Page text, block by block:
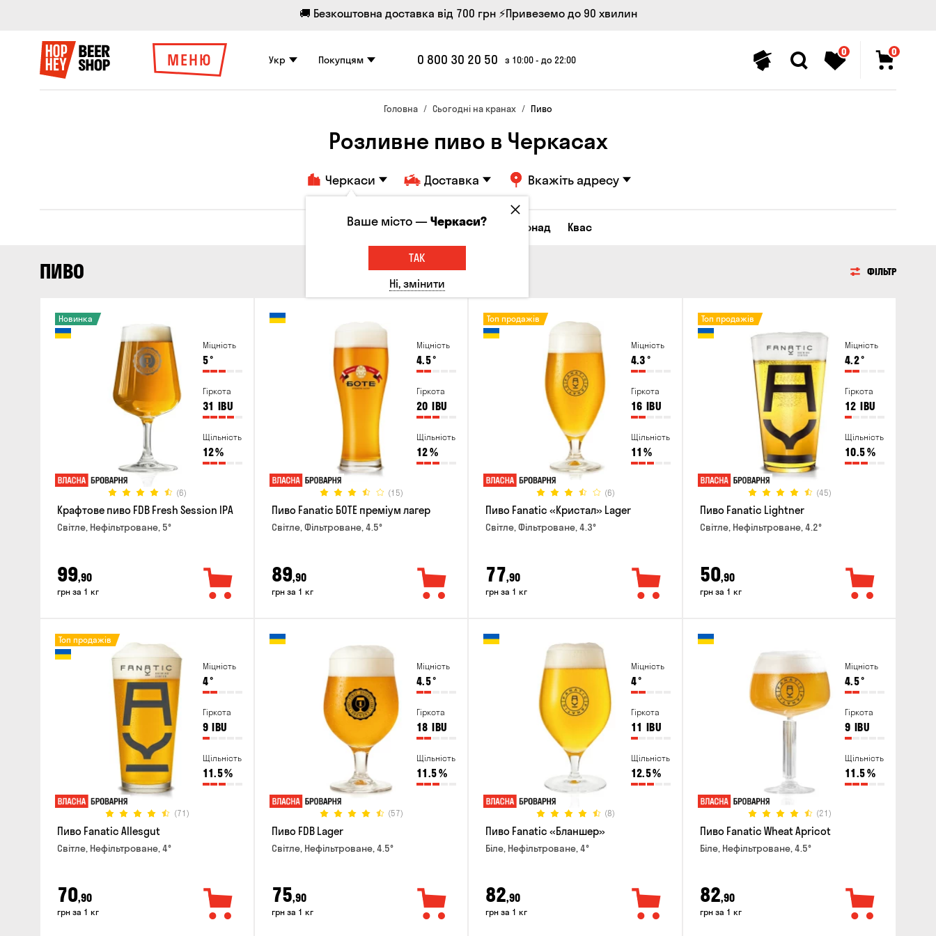
🚚 Безкоштовна доставка від 700 грн ⚡Привеземо до 90 хвилин
МЕНЮ Укр Покупцям 0 800 30 20 50 з 10:00 - до 22:00
0 0
Головна Сьогодні на кранах Пиво
Розливне пиво в Черкасах
Черкаси Доставка Вкажіть адресу
Всі товари Пиво Сидр Лимонад Квас
ПИВО ФІЛЬТР
Міцність
5°
Гіркота
31 IBU
Щільність
12%
(6)
Новинка
Крафтове пиво FDB Fresh Session IPA
Світле, Нефільтроване, 5°
99,90
грн за 1 кг
Міцність
4.5°
Гіркота
20 IBU
Щільність
12%
(15)
Пиво Fanatic БОТЕ преміум лагер
Світле, Фільтроване, 4.5°
89,90
грн за 1 кг
Міцність
4.3°
Гіркота
16 IBU
Щільність
11 %
(6)
Топ продажів
Пиво Fanatic «Кристал» Lager
Світле, Фільтроване, 4.3°
77,90
грн за 1 кг
Міцність
4.2°
Гіркота
12 IBU
Щільність
10.5%
(45)
Топ продажів
Пиво Fanatic Lightner
Світле, Нефільтроване, 4.2°
50,90
грн за 1 кг
Міцність
4°
Гіркота
9 IBU
Щільність
11.5%
(71)
Топ продажів
Пиво Fanatic Allesgut
Світле, Нефільтроване, 4°
70,90
грн за 1 кг
Міцність
4.5°
Гіркота
18 IBU
Щільність
11.5%
(57)
Пиво FDB Lager
Світле, Нефільтроване, 4.5°
75,90
грн за 1 кг
Міцність
4°
Гіркота
11 IBU
Щільність
12.5%
(8)
Пиво Fanatic «Бланшер»
Біле, Нефільтроване, 4°
82,90
грн за 1 кг
Міцність
4.5°
Гіркота
9 IBU
Щільність
11.5%
(21)
Пиво Fanatic Wheat Apricot
Біле, Нефільтроване, 4.5°
82,90
грн за 1 кг
Ваше місто —Черкаси?
ТАК
Ні, змінити